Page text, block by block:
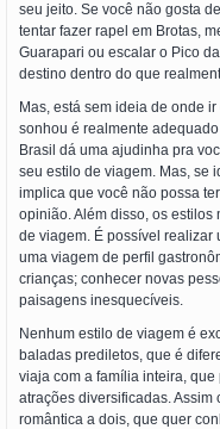
seu jeito. Se você não gosta
tentar fazer rapel em Brotas,
Guarapari ou escalar o Pico
destino dentro do que
Mas, está sem ideia de onde
sonhou é realmente
Brasil dá uma ajudinha pra
seu estilo de viagem. Mas, se
implica que você não possa
opinião. Além disso, os estilos
de viagem. É possível realizar
uma viagem de perfil
crianças; conhecer novas
paisagens inesquecíveis.
Nenhum estilo de viagem é
baladas prediletos, que é
viaja com a família inteira,
atrações diversificadas.
romântica a dois, que quer